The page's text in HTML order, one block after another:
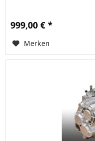
999,00 € *
Merken